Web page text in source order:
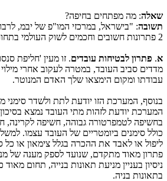
שאלה: מה מפתחים בחיפה?
תשובה: "בישראל, במרכזי המו"פ של יבמ,
2 פתרונות חשובים וחכמים לשוק העולמי בתחום ה-
א. פתרון לבטיחות עובדים. זו מעין 'חליפת
מדדים סביב העובד, במטרה לעקוב אחרי
עבודתו ומקום הימצאו שלך האדם המנוטר.
בנוסף, המערכת הזו יודעת לתת ולשדר סימני
המערכת יודעת לזהות מתי העובד נמצא
בחשיפה לטמפרטורה גבוהה, חשיפה לקרינה,
כולל סימנים ביומטריים של העובד עצמו.
ליפול או לאבד את ההכרה בגלל צימאון או
פתרון מאוד מתקדם, שנועד לספק מענה של
ניסיון בעניין מניעת תאונות בנייה, תחום
בתאונות בניה.